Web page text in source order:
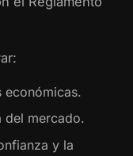
económicas.
del mercado.
y la